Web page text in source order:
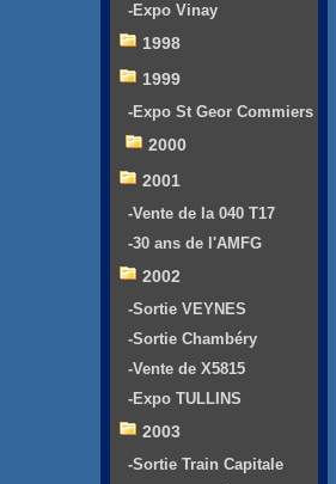
-Expo Vinay
1998
1999
-Expo St Geor Commiers
2000
2001
-Vente de la 040 T17
-30 ans de l'AMFG
2002
-Sortie VEYNES
-Sortie Chambéry
-Vente de X5815
-Expo TULLINS
2003
-Sortie Train Capitale